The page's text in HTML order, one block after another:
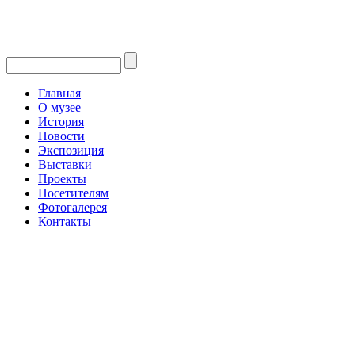
Главная
О музее
История
Новости
Экспозиция
Выставки
Проекты
Посетителям
Фотогалерея
Контакты